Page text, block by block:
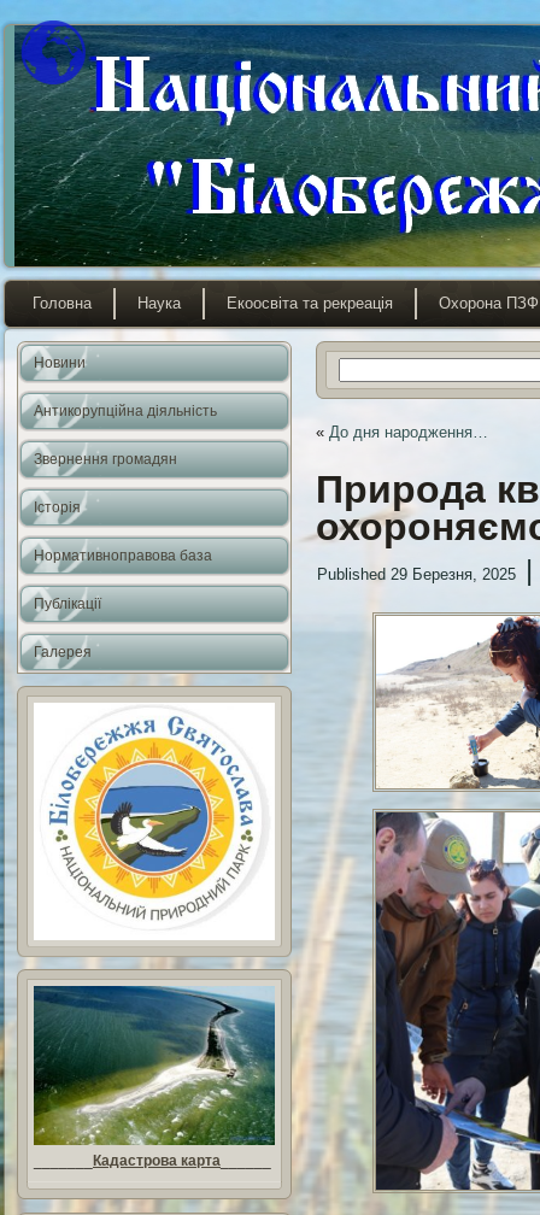
Головна Наука Екоосвіта та рекреація Охорона ПЗФ
Новини
Антикорупційна діяльність
Звернення громадян
Історія
Нормативноправова база
Публікації
Галерея
Кадастрова карта
« До дня народження…
Природа
Published 29 Березня, 2025 |